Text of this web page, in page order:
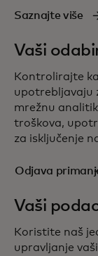
Saznajte više
Vaši
Kontrolirajte
upotrebljavaju
mrežnu
troškova,
za isključenje
Odjava
Vaši
Koristite naš
upravljanje